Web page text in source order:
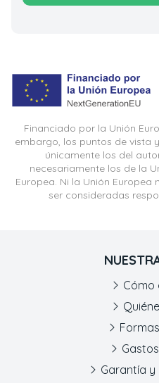
Financiado por la Unión
embargo, los puntos de vista
únicamente los del
necesariamente los de la
Europea. Ni la Unión Europea
ser consideradas
Cómo
Garantía y